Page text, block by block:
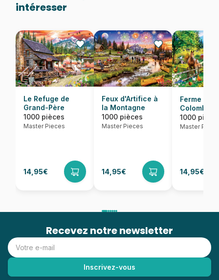
intéresser
Le Refuge de
Grand-Père
1000 pièces
Master Pieces
14,95€
Feux d'Artifice à
la Montagne
1000 pièces
Master Pieces
14,95€
Ferme de
Colombe
1000
Master
14,95€
Recevez notre newsletter